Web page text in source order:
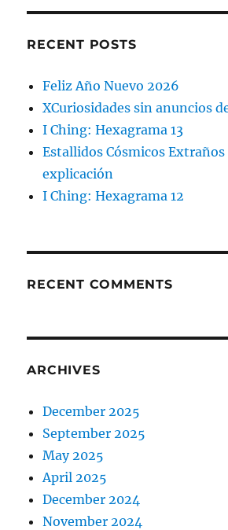
RECENT POSTS
Feliz Año Nuevo 2026
XCuriosidades sin anuncios
I Ching: Hexagrama 13
Estallidos Cósmicos Extraños
explicación
I Ching: Hexagrama 12
RECENT COMMENTS
ARCHIVES
December 2025
September 2025
May 2025
April 2025
December 2024
November 2024